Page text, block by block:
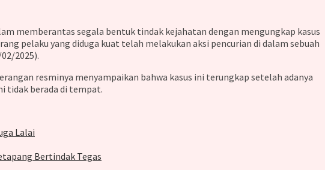
memberantas segala bentuk tindak kejahatan dengan mengungkap kasus
pelaku yang diduga kuat telah melakukan aksi pencurian di dalam sebuah
2025).
resminya menyampaikan bahwa kasus ini terungkap setelah adanya
tidak berada di tempat.
Lalai
Bertindak Tegas